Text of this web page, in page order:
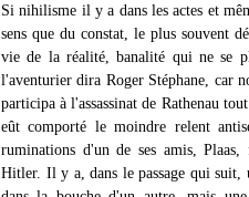
Si nihilisme il y a dans les actes et
sens que du constat, le plus souvent
vie de la réalité, banalité qui ne se
l'aventurier dira Roger Stéphane, car
participa à l'assassinat de Rathenau
eût comporté le moindre relent
ruminations d'un de ses amis,
Hitler. Il y a, dans le passage qui suit,